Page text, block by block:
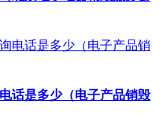
话是多少（电子产品销毁